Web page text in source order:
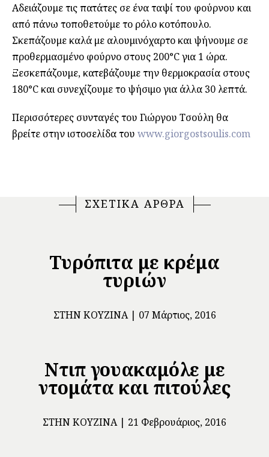
Αδειάζουμε τις πατάτες σε ένα ταψί του φούρνου και
από πάνω τοποθετούμε το ρόλο κοτόπουλο.
Σκεπάζουμε καλά με αλουμινόχαρτο και ψήνουμε σε
προθερμασμένο φούρνο στους 200°C για 1 ώρα.
Ξεσκεπάζουμε, κατεβάζουμε την θερμοκρασία στους
180°C και συνεχίζουμε το ψήσιμο για άλλα 30 λεπτά.
Περισσότερες συνταγές του Γιώργου Τσούλη θα
βρείτε στην ιστοσελίδα του www.giorgostsoulis.com
ΣΧΕΤΙΚΑ ΑΡΘΡΑ
Τυρόπιτα με κρέμα
τυριών
ΣΤΗΝ ΚΟΥΖΊΝΑ 07 Μάρτιος, 2016
Ντιπ γουακαμόλε με
ντομάτα και πιτούλες
ΣΤΗΝ ΚΟΥΖΊΝΑ 21 Φεβρουάριος, 2016